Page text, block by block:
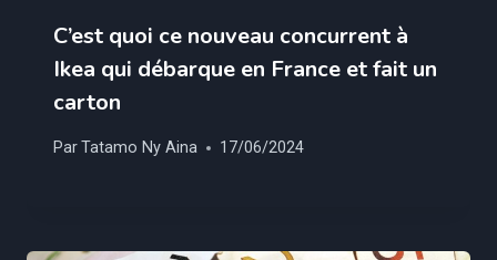
C’est quoi ce nouveau concurrent à
Ikea qui débarque en France et fait un
carton
ParTatamo Ny Aina 17/06/2024